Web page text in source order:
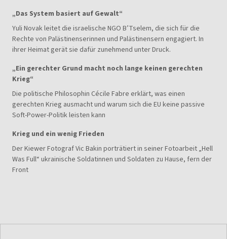
„Das System basiert auf Gewalt“
Yuli Novak leitet die israelische NGO B’Tselem, die sich für die
Rechte von Palästinenserinnen und Palästinensern engagiert. In
ihrer Heimat gerät sie dafür zunehmend unter Druck.
„Ein gerechter Grund macht noch lange keinen gerechten
Krieg“
Die politische Philosophin Cécile Fabre erklärt, was einen
gerechten Krieg ausmacht und warum sich die EU keine passive
Soft-Power-Politik leisten kann
Krieg und ein wenig Frieden
Der Kiewer Fotograf Vic Bakin porträtiert in seiner Fotoarbeit „Hell
Was Full“ ukrainische Soldatinnen und Soldaten zu Hause, fern der
Front